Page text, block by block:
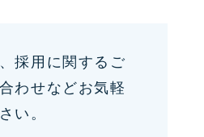
採用に関するご
わせなどお気軽
い。